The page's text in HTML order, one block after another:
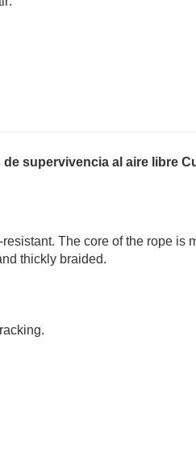
supervivencia al aire libre
The core of the rope is
thickly braided.